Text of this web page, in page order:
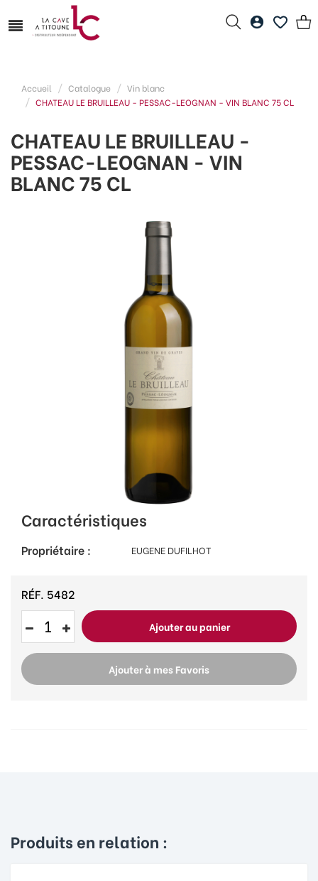
Accueil Catalogue
Vin blanc
CHATEAU LE BRUILLEAU - PESSAC-LEOGNAN - VIN BLANC 75 CL
CHATEAU LE BRUILLEAU -
PESSAC-LEOGNAN - VIN
BLANC 75 CL
Caractéristiques
Propriétaire : EUGENE DUFILHOT
RÉF. 5482
Ajouter au panier
Ajouter à mes Favoris
Produits en relation :